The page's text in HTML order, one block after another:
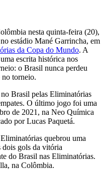
nesta quinta-feira (20),
estádio Mané Garrincha, em
da Copa do Mundo. A
escrita histórica nos
o Brasil nunca perdeu
no torneio.
Brasil pelas Eliminatórias
O último jogo foi uma
de 2021, na Neo Química
por Lucas Paquetá.
quebrou uma
gols da vitória
do Brasil nas Eliminatórias.
na Colômbia.